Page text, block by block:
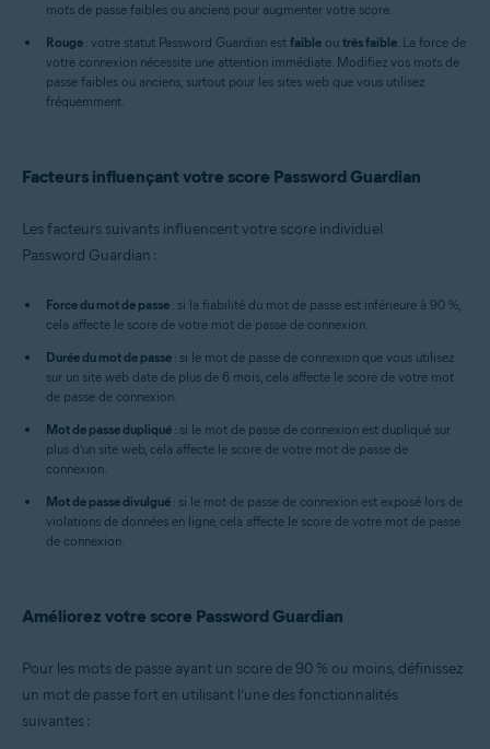
mots de passe faibles ou anciens pour augmenter votre score.
Rouge : votre statut Password Guardian est faible ou très faible. La force de
votre connexion nécessite une attention immédiate. Modifiez vos mots de
passe faibles ou anciens, surtout pour les sites web que vous utilisez
fréquemment.
Facteurs influençant votre score Password Guardian
Les facteurs suivants influencent votre score individuel
Password Guardian :
Force du mot de passe : si la fiabilité du mot de passe est inférieure à 90 %,
cela affecte le score de votre mot de passe de connexion.
Durée du mot de passe : si le mot de passe de connexion que vous utilisez
sur un site web date de plus de 6 mois, cela affecte le score de votre mot
de passe de connexion.
Mot de passe dupliqué : si le mot de passe de connexion est dupliqué sur
plus d’un site web, cela affecte le score de votre mot de passe de
connexion.
Mot de passe divulgué : si le mot de passe de connexion est exposé lors de
violations de données en ligne, cela affecte le score de votre mot de passe
de connexion.
Améliorez votre score Password Guardian
Pour les mots de passe ayant un score de 90 % ou moins, définissez
un mot de passe fort en utilisant l’une des fonctionnalités
suivantes :